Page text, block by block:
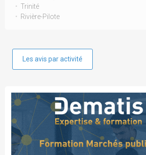
Trinité
Rivière-Pilote
Les avis par activité